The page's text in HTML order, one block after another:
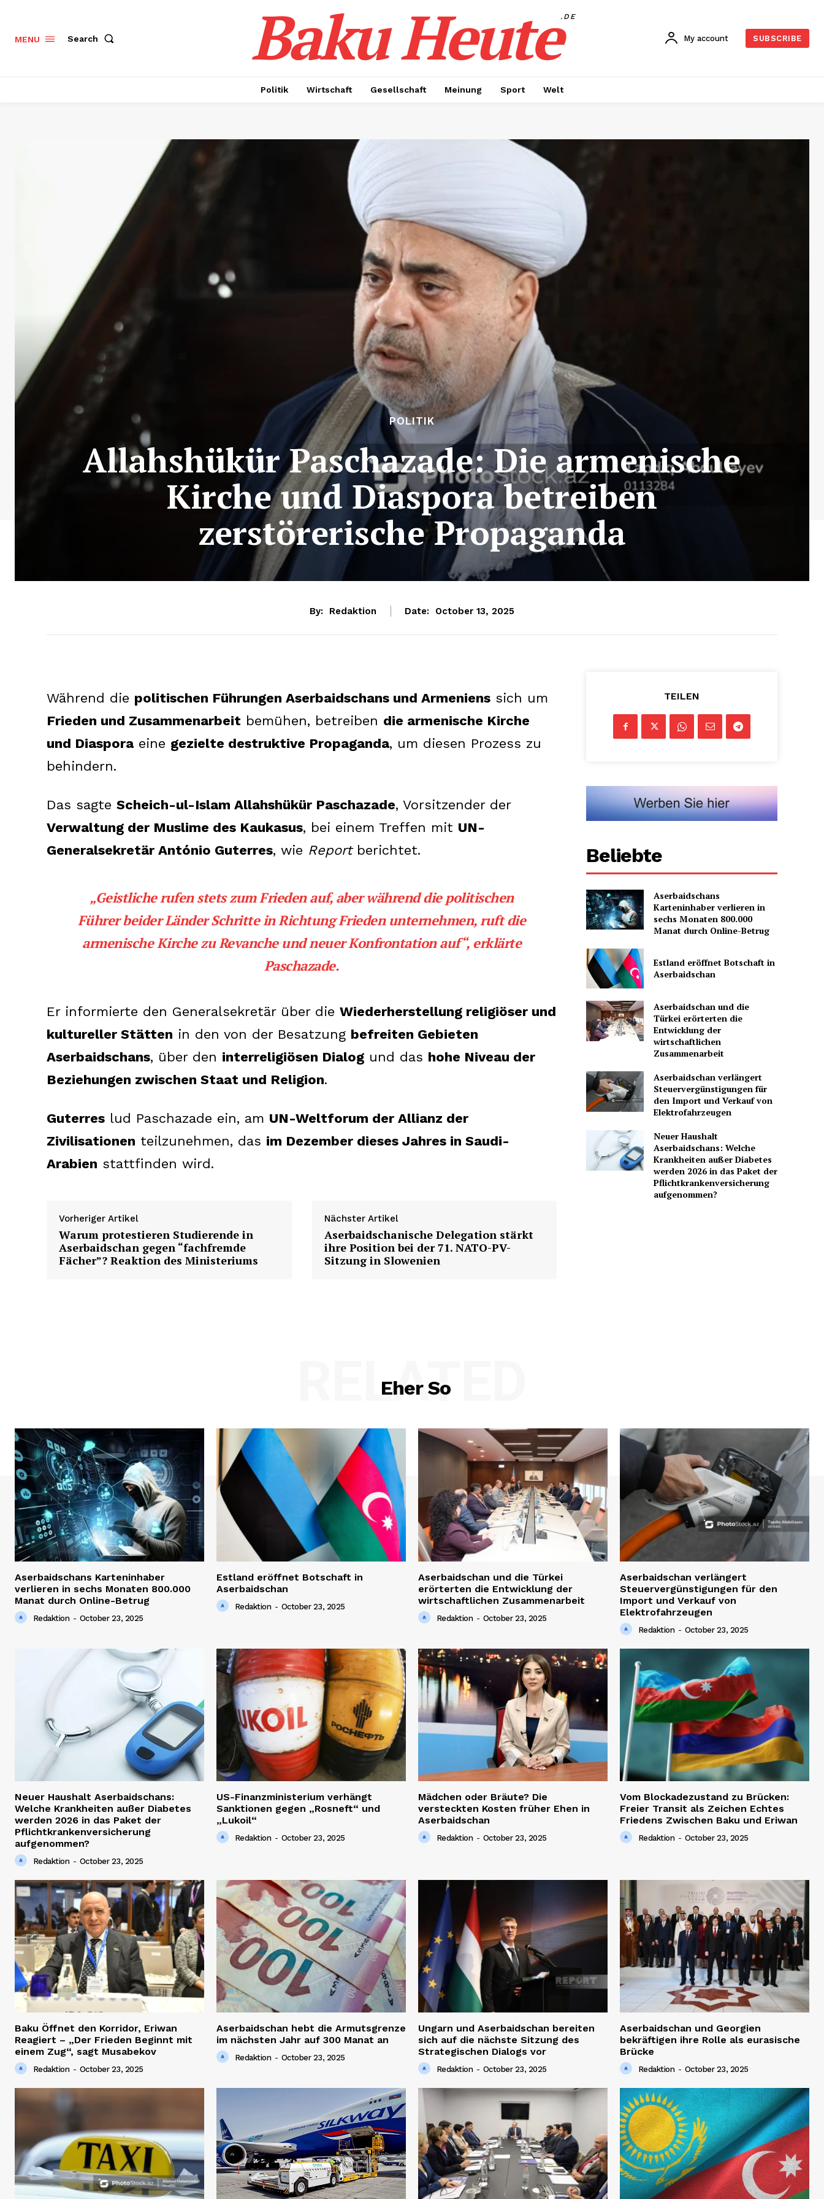
News Week
Magazine PRO
MENU Search Baku Heute.DE
My account SUBSCRIBE
Politik Wirtschaft Gesellschaft Meinung Sport Welt
POLITIK
Allahshükür Paschazade: Die armenische
Kirche und Diaspora betreiben
zerstörerische Propaganda
By: Redaktion Date: October 13, 2025
Während die politischen Führungen Aserbaidschans und Armeniens sich um
Frieden und Zusammenarbeit bemühen, betreiben die armenische Kirche
und Diaspora eine gezielte destruktive Propaganda, um diesen Prozess zu
behindern.
Das sagte Scheich-ul-Islam Allahshükür Paschazade, Vorsitzender der
Verwaltung der Muslime des Kaukasus, bei einem Treffen mit UN-
Generalsekretär António Guterres, wie Reportberichtet.
„Geistliche rufen stets zum Frieden auf, aber während die politischen
Führer beider Länder Schritte in Richtung Frieden unternehmen,ruft die
armenische Kirche zu Revanche und neuer Konfrontation auf“, erklärte
Paschazade.
Er informierte den Generalsekretär über die Wiederherstellung religiöser und
kultureller Stätten in den von der Besatzung befreiten Gebieten
Aserbaidschans, über den interreligiösen Dialog und das hohe Niveau der
Beziehungen zwischen Staat und Religion.
Guterres lud Paschazade ein, am UN-Weltforum der Allianz der
Zivilisationen teilzunehmen, das im Dezember dieses Jahres in Saudi-
Arabien stattfinden wird.
Vorheriger Artikel
Warum protestieren Studierende in
Aserbaidschan gegen “fachfremde
Fächer”? Reaktion des Ministeriums
Nächster Artikel
Aserbaidschanische Delegation stärkt
ihre Position bei der 71. NATO-PV-
Sitzung in Slowenien
TEILEN
Beliebte
Aserbaidschans
Karteninhaber verlieren in
sechs Monaten 800.000
Manat durch Online-Betrug
Estland eröffnet Botschaft in
Aserbaidschan
Aserbaidschan und die
Türkei erörterten die
Entwicklung der
wirtschaftlichen
Zusammenarbeit
Aserbaidschan verlängert
Steuervergünstigungen für
den Import und Verkauf von
Elektrofahrzeugen
Neuer Haushalt
Aserbaidschans: Welche
Krankheiten außer Diabetes
werden 2026 in das Paket der
Pflichtkrankenversicherung
aufgenommen?
Eher So
RELATED
Aserbaidschans Karteninhaber
verlieren in sechs Monaten 800.000
Manat durch Online-Betrug
Redaktion - October 23, 2025
Estland eröffnet Botschaft in
Aserbaidschan
Redaktion - October 23, 2025
Aserbaidschan und die Türkei
erörterten die Entwicklung der
wirtschaftlichen Zusammenarbeit
Redaktion - October 23, 2025
Aserbaidschan verlängert
Steuervergünstigungen für den
Import und Verkauf von
Elektrofahrzeugen
Redaktion - October 23, 2025
Neuer Haushalt Aserbaidschans:
Welche Krankheiten außer Diabetes
werden 2026 in das Paket der
Pflichtkrankenversicherung
aufgenommen?
Redaktion - October 23, 2025
US-Finanzministerium verhängt
Sanktionen gegen „Rosneft“ und
„Lukoil“
Redaktion - October 23, 2025
Mädchen oder Bräute? Die
versteckten Kosten früher Ehen in
Aserbaidschan
Redaktion - October 23, 2025
Vom Blockadezustand zu Brücken:
Freier Transit als Zeichen Echtes
Friedens Zwischen Baku und Eriwan
Redaktion - October 23, 2025
Baku Öffnet den Korridor, Eriwan
Reagiert – „Der Frieden Beginnt mit
einem Zug“, sagt Musabekov
Redaktion - October 23, 2025
Aserbaidschan hebt die Armutsgrenze
im nächsten Jahr auf 300 Manat an
Redaktion - October 23, 2025
Ungarn und Aserbaidschan bereiten
sich auf die nächste Sitzung des
Strategischen Dialogs vor
Redaktion - October 23, 2025
Aserbaidschan und Georgien
bekräftigen ihre Rolle als eurasische
Brücke
Redaktion - October 23, 2025